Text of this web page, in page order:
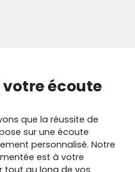
votre écoute
que la réussite de
sur une écoute
personnalisé. Notre
est à votre
tout au long de vos